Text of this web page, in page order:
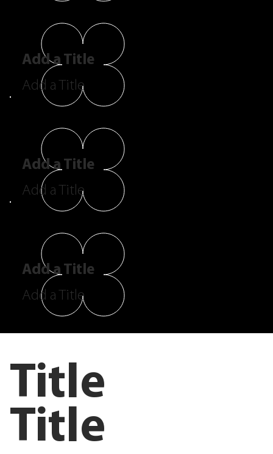
Add a Title
Add a Title
Add a Title
Add a Title
Add a Title
Add a Title
Title
Title